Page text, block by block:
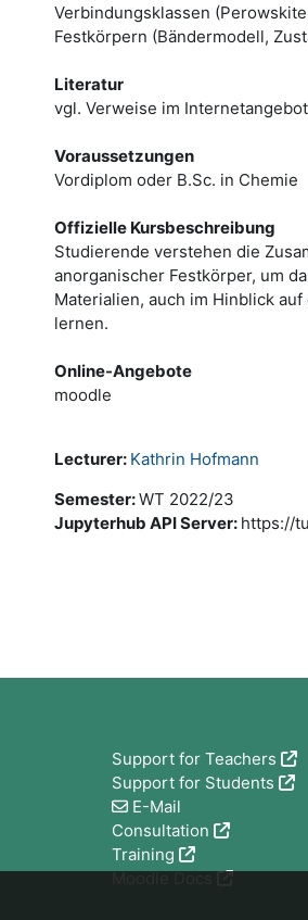
Verbindungsklassen
Festkörpern (Bändermodell,
Literatur
vgl. Verweise im
Voraussetzungen
Vordiplom oder B.Sc. in Chemie
Offizielle Kursbeschreibung
Studierende verstehen die
anorganischer Festkörper, um
Materialien, auch im Hinblick
lernen.
Online-Angebote
moodle
Lecturer: Kathrin Hofmann
Semester:WT 2022/23
Jupyterhub API Server: https://
Support for Teachers
Support for Students
E-Mail
Consultation
Training
Moodle Docs